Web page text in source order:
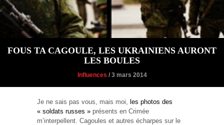
FOUS TA CAGOULE, LES UKRAINIENS AURONT
LES BOULES
Influences / 3 mars 2014
Je ne sais pas vous, mais moi,
les photos des
« soldats russes » présents en Crimée
m’interpellent. Cagoules et autres écharpes sur le